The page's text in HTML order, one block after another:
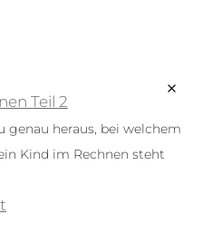
Teil 2
genau heraus, bei welchem
Kind im Rechnen steht